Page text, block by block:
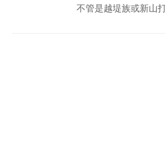
不管是越堤族或新山